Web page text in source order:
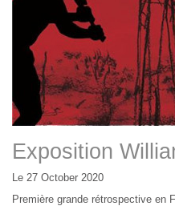
Exposition
Le 27 October 2020
Première grande rétrospective en